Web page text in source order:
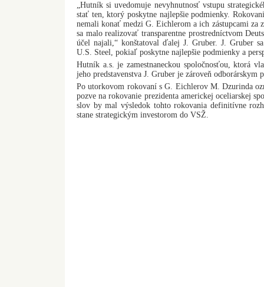
„Hutník si uvedomuje nevyhnutnosť vstupu
stať ten, ktorý poskytne najlepšie podmienky.
nemali konať medzi G. Eichlerom a ich zástupcami za
sa malo realizovať transparentne prostredníctvom
účel najali,“ konštatoval ďalej J. Gruber. J. Gruber
U.S. Steel, pokiaľ poskytne najlepšie podmienky a
Hutník a.s. je zamestnaneckou spoločnosťou, ktorá
jeho predstavenstva J. Gruber je zároveň odborárskym
Po utorkovom rokovaní s G. Eichlerov M. Dzurinda
pozve na rokovanie prezidenta americkej oceliarskej
slov by mal výsledok tohto rokovania definitívne
stane strategickým investorom do VSŽ.